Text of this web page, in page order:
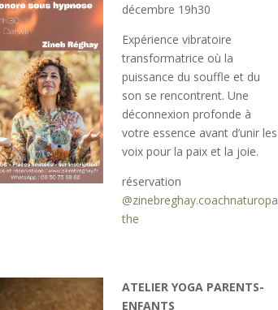
décembre 19h30
Expérience vibratoire
transformatrice où la
puissance du souffle et du
son se rencontrent. Une
déconnexion profonde à
votre essence avant d’unir les
voix pour la paix et la joie.
réservation
@zinebreghay.coachnaturopa
the
ATELIER YOGA PARENTS-
ENFANTS